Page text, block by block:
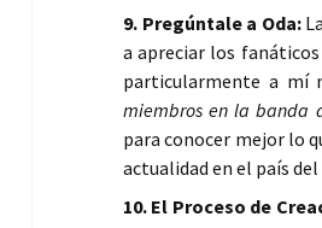
9. Pregúntale a Oda:
a apreciar los
particularmente a mí
miembros en la banda
para conocer mejor lo
actualidad en el país
10. El Proceso de